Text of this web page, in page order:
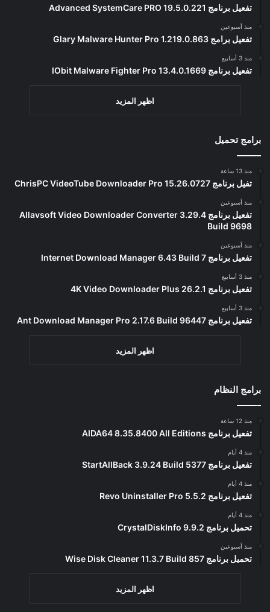
تفعيل برنامج Advanced SystemCare PRO 19.5.0.221
منذ أسبوعين
تفعيل برامج Glary Malware Hunter Pro 1.219.0.863
منذ 3 أسابيع
تفعيل برنامج IObit Malware Fighter Pro 13.4.0.1669
اظهر المزيد
برامج تحميل
منذ 13 ساعة
تفيل برنامج ChrisPC VideoTube Downloader Pro 15.26.0727
منذ أسبوعين
تفعيل برنامج Allavsoft Video Downloader Converter 3.29.4
Build 9698
منذ أسبوعين
تفعيل برنامج Internet Download Manager 6.43 Build 7
منذ 3 أسابيع
تفعيل برنامج 4K Video Downloader Plus 26.2.1
منذ 3 أسابيع
تفعيل برنامج Ant Download Manager Pro 2.17.6 Build 96447
اظهر المزيد
برامج النظام
منذ 12 ساعة
تفعيل برنامج AIDA64 8.35.8400 All Editions
منذ 4 أيام
تفعيل برنامج StartAllBack 3.9.24 Build 5377
منذ 4 أيام
تفعيل برنامج Revo Uninstaller Pro 5.5.2
منذ 4 أيام
تحميل برنامج CrystalDiskInfo 9.9.2
منذ أسبوعين
تحميل برنامج Wise Disk Cleaner 11.3.7 Build 857
اظهر المزيد